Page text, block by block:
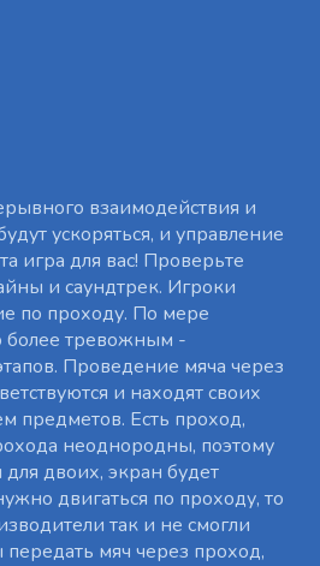
взаимодействия и
ускоряться, и управление
игра для вас! Проверьте
и саундтрек. Игроки
по проходу. По мере
более тревожным -
Проведение мяча через
и находят своих
предметов. Есть проход,
неоднородны, поэтому
двоих, экран будет
двигаться по проходу, то
так и не смогли
мяч через проход,